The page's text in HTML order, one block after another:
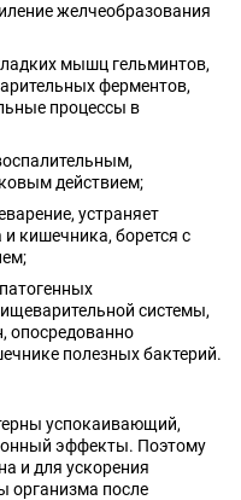
желчеобразования
мышц гельминтов,
ферментов,
процессы в
действием;
устраняет
кишечника, борется с
системы,
опосредованно
полезных бактерий.
успокаивающий,
эффекты. Поэтому
и для ускорения
организма после